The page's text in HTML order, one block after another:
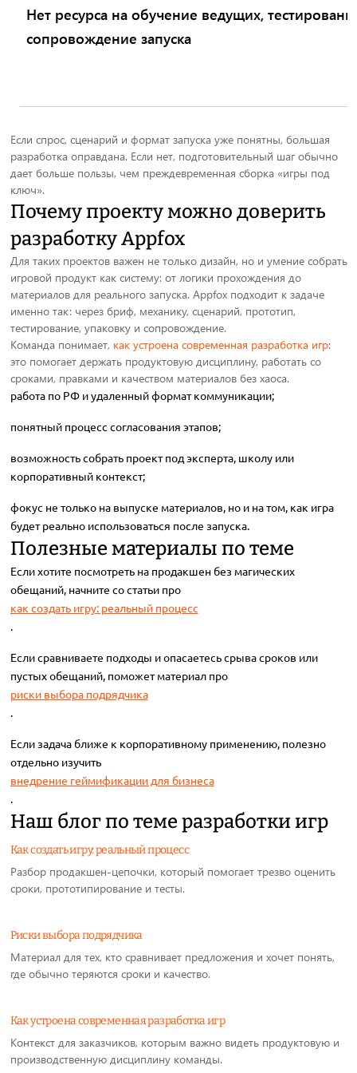
Нет ресурса на обучение ведущих,
сопровождение запуска
Если спрос, сценарий и формат запуска уже понятны, большая
разработка оправдана. Если нет, подготовительный шаг обычно
дает больше пользы, чем преждевременная сборка «игры под
ключ».
Почему проекту можно доверить
разработку Appfox
Для таких проектов важен не только дизайн, но и умение собрать
игровой продукт как систему: от логики прохождения до
материалов для реального запуска. Appfox подходит к задаче
именно так: через бриф, механику, сценарий, прототип,
тестирование, упаковку и сопровождение.
Команда понимает, как устроена современная разработка игр:
это помогает держать продуктовую дисциплину, работать со
сроками, правками и качеством материалов без хаоса.
работа по РФ и удаленный формат коммуникации;
понятный процесс согласования этапов;
возможность собрать проект под эксперта, школу или
корпоративный контекст;
фокус не только на выпуске материалов, но и на том, как игра
будет реально использоваться после запуска.
Полезные материалы по теме
Если хотите посмотреть на продакшен без магических
обещаний, начните со статьи про
как создать игру: реальный процесс
.
Если сравниваете подходы и опасаетесь срыва сроков или
пустых обещаний, поможет материал про
риски выбора подрядчика
.
Если задача ближе к корпоративному применению, полезно
отдельно изучить
внедрение геймификации для бизнеса
.
Наш блог по теме разработки игр
Как создать игру: реальный процесс
Разбор продакшен-цепочки, который помогает трезво оценить
сроки, прототипирование и тесты.
Риски выбора подрядчика
Материал для тех, кто сравнивает предложения и хочет понять,
где обычно теряются сроки и качество.
Как устроена современная разработка игр
Контекст для заказчиков, которым важно видеть продуктовую и
производственную дисциплину команды.